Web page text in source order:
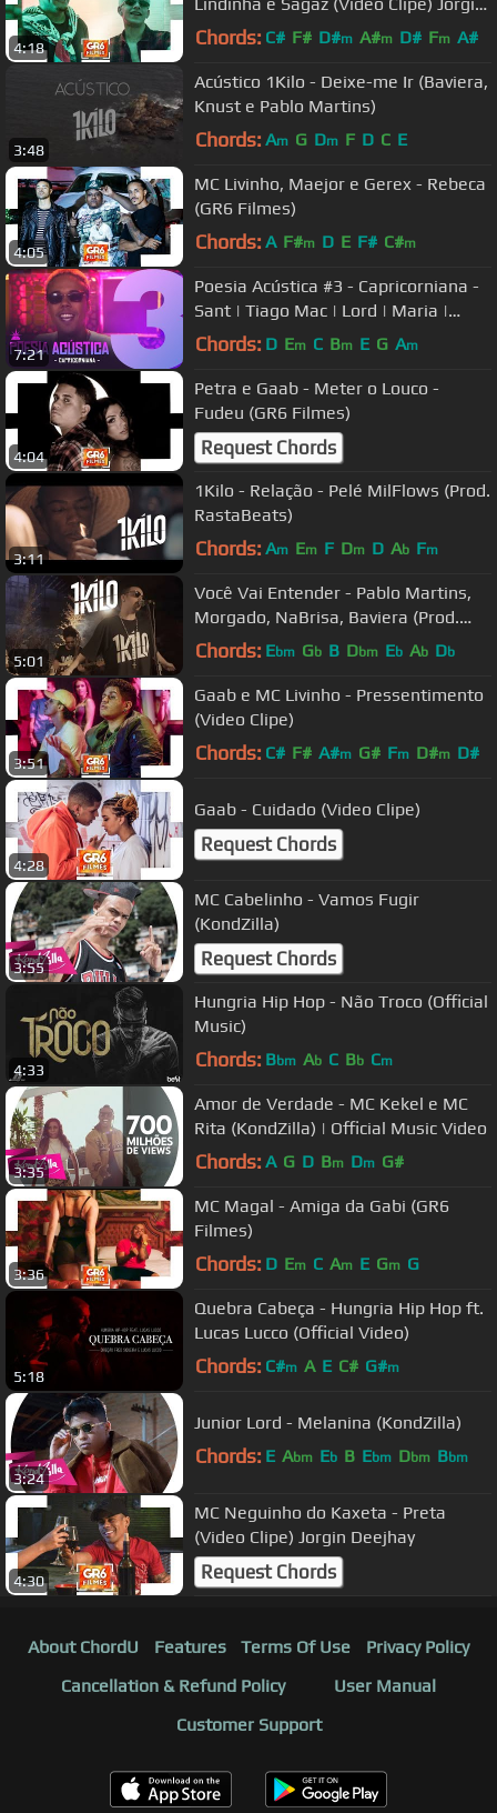
4:18
Deejhay
Chords: C# F# D#m A#m D# Fm A#
3:48
Acústico 1Kilo - Deixe-me Ir (Baviera,
Knust e Pablo Martins)
Chords: Am G Dm F D C E
4:05
MC Livinho, Maejor e Gerex - Rebeca
(GR6 Filmes)
Chords: A F#m D E F# C#m
7:21
Poesia Acústica #3 - Capricorniana -
Sant | Tiago Mac | Lord | Maria |
Choice
Chords: D Em C Bm E G Am
4:04
Petra e Gaab - Meter o Louco -
Fudeu (GR6 Filmes)
Request Chords
3:11
1Kilo - Relação - Pelé MilFlows (Prod.
RastaBeats)
Chords: Am Em F Dm D Ab Fm
5:01
Você Vai Entender - Pablo Martins,
Morgado, NaBrisa, Baviera (Prod.
RastaBeats)
Chords: Ebm Gb B Dbm Eb Ab Db
3:51
Gaab e MC Livinho - Pressentimento
(Video Clipe)
Chords: C# F# A#m G# Fm D#m D#
4:28
Gaab - Cuidado (Video Clipe)
Request Chords
3:55
MC Cabelinho - Vamos Fugir
(KondZilla)
Request Chords
4:33
Hungria Hip Hop - Não Troco (Official
Music)
Chords: Bbm Ab C Bb Cm
3:35
Amor de Verdade - MC Kekel e MC
Rita (KondZilla) | Official Music Video
Chords: A G D Bm Dm G#
3:36
MC Magal - Amiga da Gabi (GR6
Filmes)
Chords: D Em C Am E Gm G
5:18
Quebra Cabeça - Hungria Hip Hop ft.
Lucas Lucco (Official Video)
Chords: C#m A E C# G#m
3:24
Junior Lord - Melanina (KondZilla)
Chords: E Abm Eb B Ebm Dbm Bbm
4:30
MC Neguinho do Kaxeta - Preta
(Video Clipe) Jorgin Deejhay
Request Chords
About ChordU Features Terms Of Use
Privacy Policy
Cancellation & Refund Policy
User Manual
Customer Support